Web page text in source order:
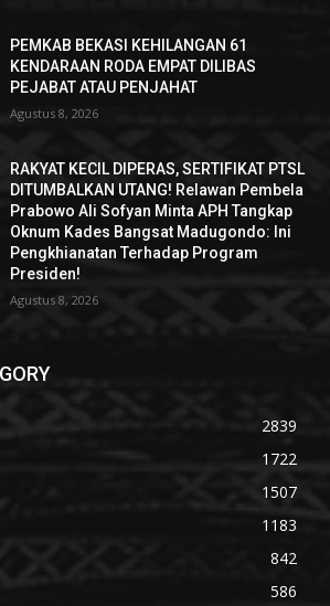
PEMKAB BEKASI KEHILANGAN 61
KENDARAAN RODA EMPAT DILIBAS
PEJABAT ATAU PENJAHAT
Agustus 8, 2026
RAKYAT KECIL DIPERAS, SERTIFIKAT PTSL
DITUMBALKAN UTANG! Relawan Pembela
Prabowo Ali Sofyan Minta APH Tangkap
Oknum Kades Bangsat Madugondo: Ini
Pengkhianatan Terhadap Program
Presiden!
Agustus 8, 2026
2839
1722
1507
1183
842
586